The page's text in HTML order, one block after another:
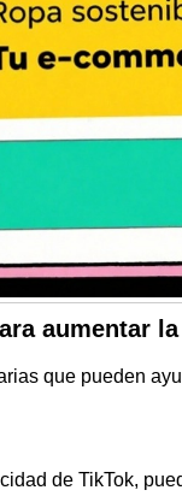
aumentar
que pueden
de TikTok,